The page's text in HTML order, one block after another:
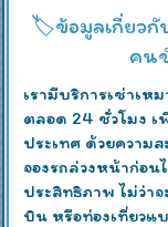
🏷️ข้อมูลเกี่ยวกับ
คน
เรามีบริการเช่าเ
ตลอด 24 ชั่วโมง เ
ประเทศ ด้วยความ
จองรถล่วงหน้าก่อน
ประสิทธิภาพ ไม่ว่า
บิน หรือท่องเที่ยวแ